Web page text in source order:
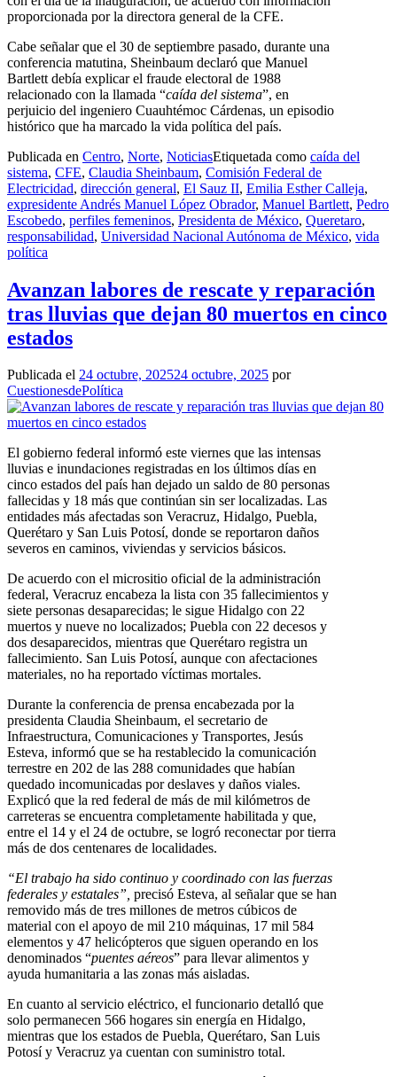
proporcionada por la directora general de la CFE.
Cabe señalar que el 30 de septiembre pasado, durante una
conferencia matutina, Sheinbaum declaró que Manuel
Bartlett debía explicar el fraude electoral de 1988
relacionado con la llamada “caída del sistema”, en
perjuicio del ingeniero Cuauhtémoc Cárdenas, un episodio
histórico que ha marcado la vida política del país.
Publicada en Centro, Norte, NoticiasEtiquetada como caída del
sistema, CFE, Claudia Sheinbaum, Comisión Federal de
Electricidad, dirección general, El Sauz II, Emilia Esther Calleja,
expresidente Andrés Manuel López Obrador, Manuel Bartlett, Pedro
Escobedo, perfiles femeninos, Presidenta de México, Queretaro,
responsabilidad, Universidad Nacional Autónoma de México, vida
política
Avanzan labores de rescate y reparación
tras lluvias que dejan 80 muertos en cinco
estados
Publicada el 24 octubre, 202524 octubre, 2025 por
CuestionesdePolítica
El gobierno federal informó este viernes que las intensas
lluvias e inundaciones registradas en los últimos días en
cinco estados del país han dejado un saldo de 80 personas
fallecidas y 18 más que continúan sin ser localizadas. Las
entidades más afectadas son Veracruz, Hidalgo, Puebla,
Querétaro y San Luis Potosí, donde se reportaron daños
severos en caminos, viviendas y servicios básicos.
De acuerdo con el micrositio oficial de la administración
federal, Veracruz encabeza la lista con 35 fallecimientos y
siete personas desaparecidas; le sigue Hidalgo con 22
muertos y nueve no localizados; Puebla con 22 decesos y
dos desaparecidos, mientras que Querétaro registra un
fallecimiento. San Luis Potosí, aunque con afectaciones
materiales, no ha reportado víctimas mortales.
Durante la conferencia de prensa encabezada por la
presidenta Claudia Sheinbaum, el secretario de
Infraestructura, Comunicaciones y Transportes, Jesús
Esteva, informó que se ha restablecido la comunicación
terrestre en 202 de las 288 comunidades que habían
quedado incomunicadas por deslaves y daños viales.
Explicó que la red federal de más de mil kilómetros de
carreteras se encuentra completamente habilitada y que,
entre el 14 y el 24 de octubre, se logró reconectar por tierra
más de dos centenares de localidades.
“El trabajo ha sido continuo y coordinado con las fuerzas
federales y estatales”, precisó Esteva, al señalar que se han
removido más de tres millones de metros cúbicos de
material con el apoyo de mil 210 máquinas, 17 mil 584
elementos y 47 helicópteros que siguen operando en los
denominados “puentes aéreos” para llevar alimentos y
ayuda humanitaria a las zonas más aisladas.
En cuanto al servicio eléctrico, el funcionario detalló que
solo permanecen 566 hogares sin energía en Hidalgo,
mientras que los estados de Puebla, Querétaro, San Luis
Potosí y Veracruz ya cuentan con suministro total.